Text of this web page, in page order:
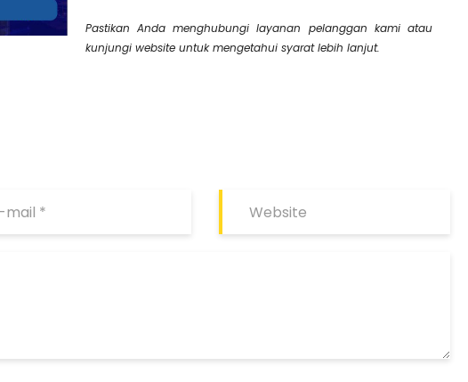
Pastikan Anda menghubungi layanan pelanggan kami atau
kunjungi website untuk mengetahui syarat lebih lanjut.